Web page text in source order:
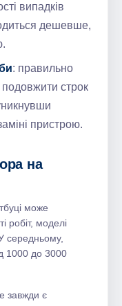
випадків
дешевше,
: правильно
строк
пристрою.
на
може
робіт, моделі
середньому,
1000 до 3000
завжди є